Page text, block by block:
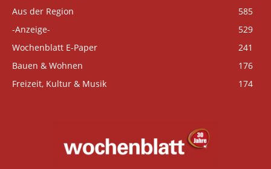
Aus der Region
585
-Anzeige-
529
Wochenblatt E-Paper
241
Bauen & Wohnen
176
Freizeit, Kultur & Musik
174